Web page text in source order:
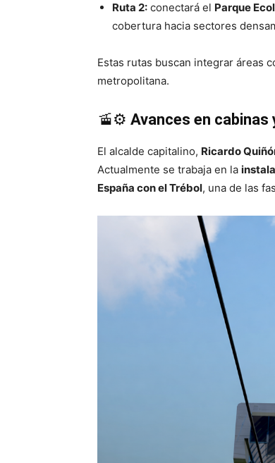
Ruta 2: conectará el Parque
cobertura hacia sectores
Estas rutas buscan integrar áreas
metropolitana.
🚡⚙️ Avances en
El alcalde capitalino, Ricardo
Actualmente se trabaja en la
España con el Trébol, una de las